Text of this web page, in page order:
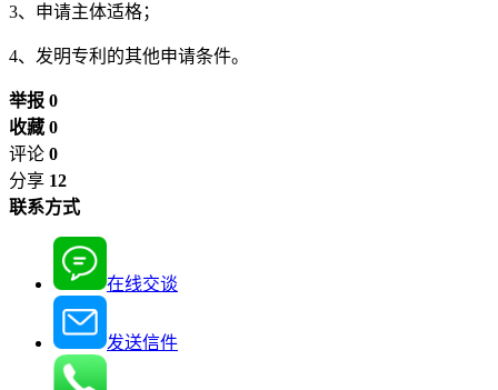
3、申请主体适格；
4、发明专利的其他申请条件。
举报 0
收藏 0
评论 0
分享 12
联系方式
在线交谈
发送信件